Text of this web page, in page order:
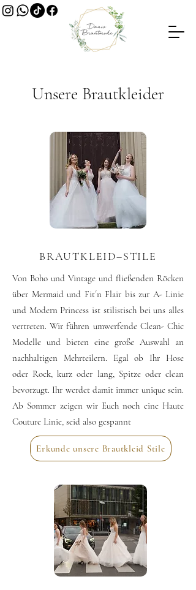
Unsere Brautkleider
BRAUTKLEID–STILE
Von Boho und Vintage und fließenden Röcken
über Mermaid und Fit´n Flair bis zur A- Linie
und Modern Princess ist stilistisch bei uns alles
vertreten. Wir führen umwerfende Clean- Chic
Modelle und bieten eine große Auswahl an
nachhaltigen Mehrteilern. Egal ob Ihr Hose
oder Rock, kurz oder lang, Spitze oder clean
bevorzugt. Ihr werdet damit immer unique sein.
Ab Sommer zeigen wir Euch noch eine Haute
Couture Linie, seid also gespannt
Erkunde unsere Brautkleid Stile